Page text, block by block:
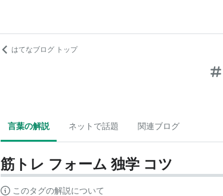
はてなブログ トップ
言葉の解説 ネットで話題 関連ブログ
筋トレ フォーム 独学 コツ
このタグの解説について